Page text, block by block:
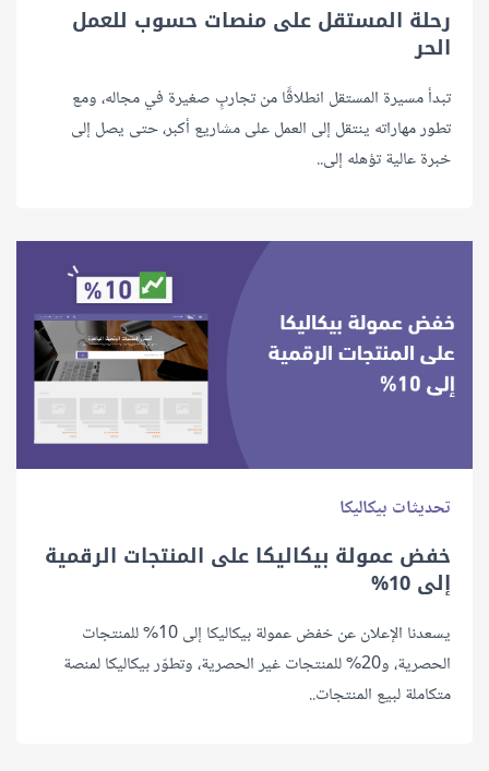
رحلة المستقل على منصات حسوب للعمل
الحر
تبدأ مسيرة المستقل انطلاقًا من تجاربٍ صغيرة في مجاله، ومع
تطور مهاراته ينتقل إلى العمل على مشاريع أكبر، حتى يصل إلى
خبرة عالية تؤهله إلى..
تحديثات بيكاليكا
خفض عمولة بيكاليكا على المنتجات الرقمية
إلى 10%
يسعدنا الإعلان عن خفض عمولة بيكاليكا إلى 10% للمنتجات
الحصرية، و20% للمنتجات غير الحصرية، وتطوّر بيكاليكا لمنصة
متكاملة لبيع المنتجات..